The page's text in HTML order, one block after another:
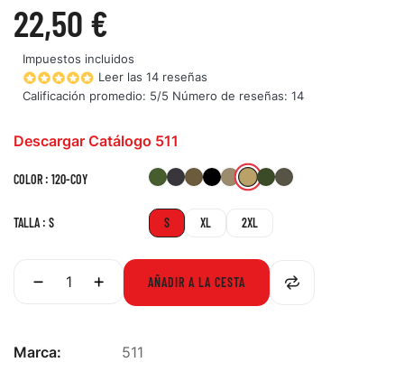
22,50 €
Impuestos incluidos
Leer las 14 reseñas
Calificación promedio: 5/5 Número de reseñas: 14
Descargar Catálogo 511
COLOR : 120-COY
186-018-134-019-
BLK
328-
SAN
120-190-192-
TALLA : S
S XL 2XL
AÑADIR A LA CESTA
Marca: 511